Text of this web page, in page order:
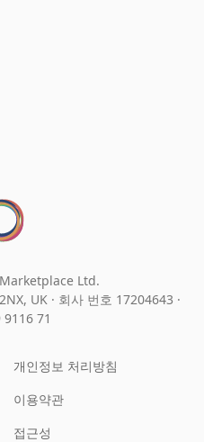
Ltd.
UK · 회사 번호 17204643 ·
9116 71
개인정보 처리방침
이용약관
접근성